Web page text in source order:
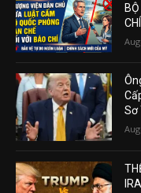
CHÍ
Sơ